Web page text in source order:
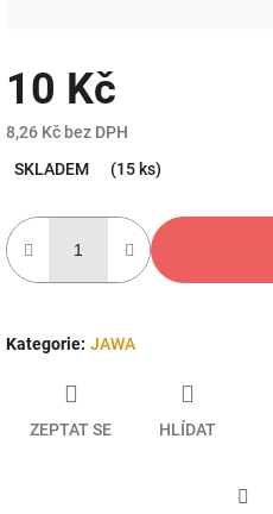
10 Kč
8,26 Kč bez DPH
cena:
SKLADEM (15 ks)
Kategorie: JAWA
ZEPTAT SE HLÍDAT